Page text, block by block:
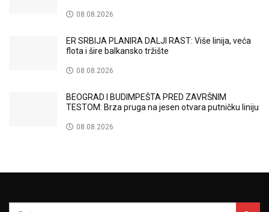
08.08.2026
ER SRBIJA PLANIRA DALJI RAST: Više linija, veća
flota i šire balkansko tržište
08.08.2026
BEOGRAD I BUDIMPEŠTA PRED ZAVRŠNIM
TESTOM: Brza pruga na jesen otvara putničku liniju
08.08.2026